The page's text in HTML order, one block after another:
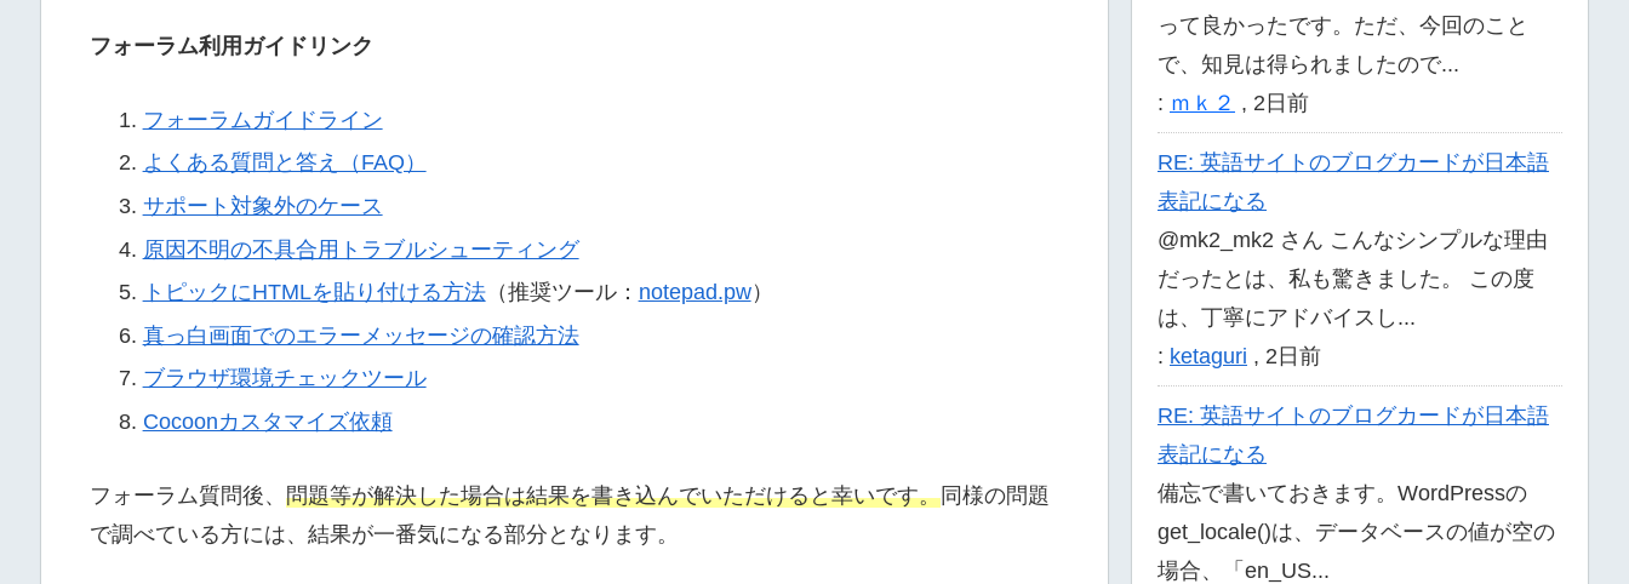
フォーラム利用ガイドリンク
フォーラムガイドライン
よくある質問と答え（FAQ）
サポート対象外のケース
原因不明の不具合用トラブルシューティング
トピックにHTMLを貼り付ける方法（推奨ツール： notepad.pw）
真っ白画面でのエラーメッセージの確認方法
ブラウザ環境チェックツール
Cocoonカスタマイズ依頼
フォーラム質問後、 問題等が解決した場合は結果を書き込んでいただけると幸いです。同様の問題
で調べている方には、結果が一番気になる部分となります。
って良かったです。ただ、今回のこと
で、知見は得られましたので...
: ｍｋ２ , 2日前
RE: 英語サイトのブログカードが日本語
表記になる
@mk2_mk2 さん こんなシンプルな理由
だったとは、私も驚きました。 この度
は、丁寧にアドバイスし...
: ketaguri , 2日前
RE: 英語サイトのブログカードが日本語
表記になる
備忘で書いておきます。WordPressの
get_locale()は、データベースの値が空の
場合、「en_US...